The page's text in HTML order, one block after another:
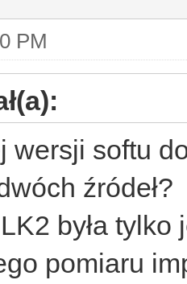
PM
wersji softu
źródeł?
była
pomiaru